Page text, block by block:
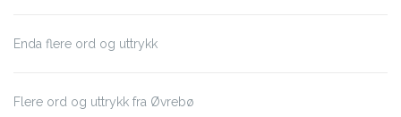
Enda flere ord og uttrykk
Flere ord og uttrykk fra Øvrebø